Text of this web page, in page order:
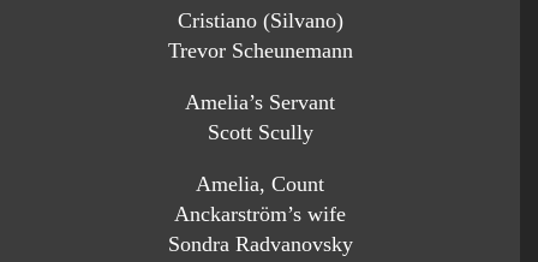
Cristiano (Silvano)
Trevor Scheunemann
Amelia’s Servant
Scott Scully
Amelia, Count
Anckarström’s wife
Sondra Radvanovsky